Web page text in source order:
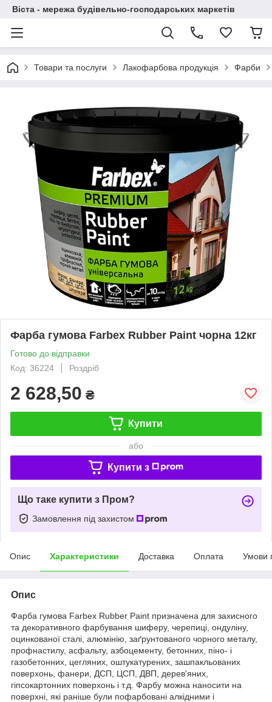
Віста - мережа будівельно-господарських маркетів
Товари та послуги Лакофарбова продукція Фарби
Фарба гумова Farbex Rubber Paint чорна 12кг
Готово до відправки
Код: 36224
Роздріб
2 628,50 ₴
Купити
або
Купити з
Що таке купити з Пром?
Замовлення під захистом
Опис Характеристики Доставка Оплата Умови
Опис
Фарба гумова Farbex Rubber Paint призначена для захисного
та декоративного фарбування шиферу, черепиці, ондуліну,
оцинкованої сталі, алюмінію, заґрунтованого чорного металу,
профнастилу, асфальту, азбоцементу, бетонних, піно- і
газобетонних, цегляних, оштукатурених, зашпакльованих
поверхонь, фанери, ДСП, ЦСП, ДВП, дерев'яних,
гіпсокартонних поверхонь і т.д. Фарбу можна наносити на
поверхні, які раніше були пофарбовані алкідними і